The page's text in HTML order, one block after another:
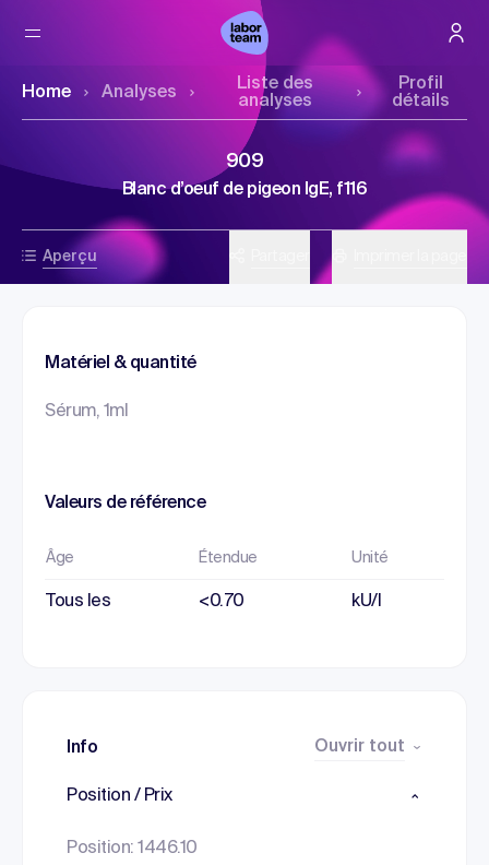
Home Analyses
Liste des
analyses
Profil
détails
Aperçu
909
Blanc d’oeuf de pigeon IgE, f116
Matériel & quantité
Sérum, 1ml
Valeurs de référence
Âge Étendue Unité
Tous les <0.70 kU/l
Info Ouvrir tout
Position / Prix
Position: 1446.10